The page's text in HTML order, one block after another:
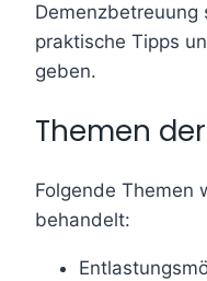
Demenzbetreuung
praktische Tipps
geben.
Themen
Folgende Themen
behandelt: